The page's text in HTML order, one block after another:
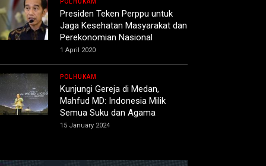
POLHUKAM
Presiden Teken Perppu untuk
Jaga Kesehatan Masyarakat dan
Perekonomian Nasional
1 April 2020
POLHUKAM
Kunjungi Gereja di Medan,
Mahfud MD: Indonesia Milik
Semua Suku dan Agama
15 January 2024